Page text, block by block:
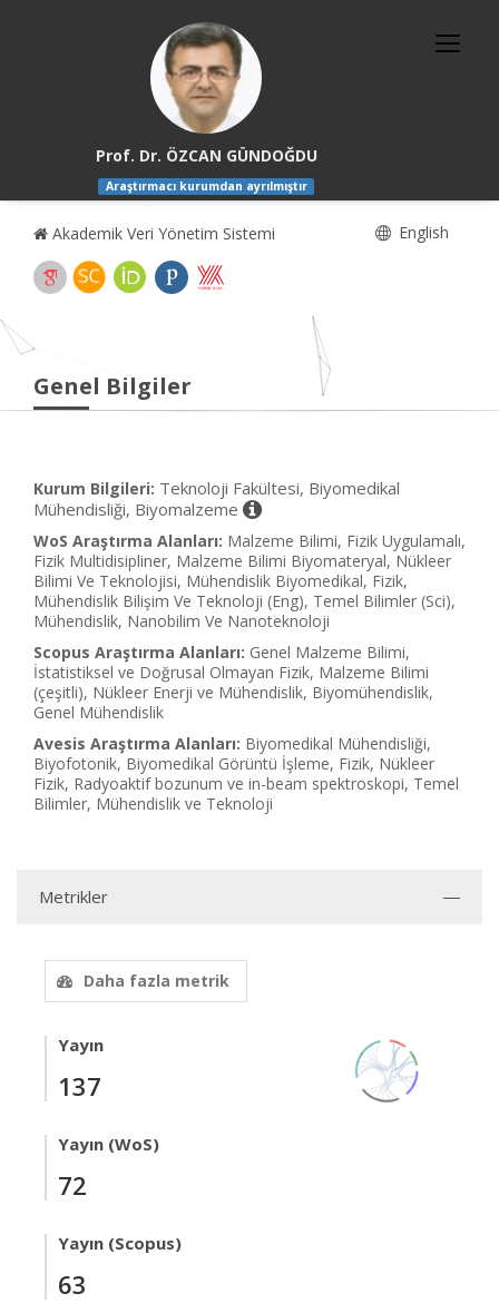
Prof. Dr. ÖZCAN GÜNDOĞDU
Araştırmacı kurumdan ayrılmıştır
Akademik Veri Yönetim Sistemi English
Genel Bilgiler
Kurum Bilgileri: Teknoloji Fakültesi, Biyomedikal
Mühendisliği, Biyomalzeme
WoS Araştırma Alanları: Malzeme Bilimi, Fizik Uygulamalı,
Fizik Multidisipliner, Malzeme Bilimi Biyomateryal, Nükleer
Bilimi Ve Teknolojisi, Mühendislik Biyomedikal, Fizik,
Mühendislik Bilişim Ve Teknoloji (Eng), Temel Bilimler (Sci),
Mühendislik, Nanobilim Ve Nanoteknoloji
Scopus Araştırma Alanları: Genel Malzeme Bilimi,
İstatistiksel ve Doğrusal Olmayan Fizik, Malzeme Bilimi
(çeşitli), Nükleer Enerji ve Mühendislik, Biyomühendislik,
Genel Mühendislik
Avesis Araştırma Alanları: Biyomedikal Mühendisliği,
Biyofotonik, Biyomedikal Görüntü İşleme, Fizik, Nükleer
Fizik, Radyoaktif bozunum ve in-beam spektroskopi, Temel
Bilimler, Mühendislik ve Teknoloji
Metrikler
Daha fazla metrik
Yayın
137
Yayın (WoS)
72
Yayın (Scopus)
63